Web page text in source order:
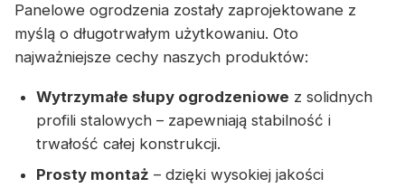
Panelowe ogrodzenia zostały zaprojektowane z
myślą o długotrwałym użytkowaniu. Oto
najważniejsze cechy naszych produktów:
Wytrzymałe słupy ogrodzeniowe z solidnych
profili stalowych – zapewniają stabilność i
trwałość całej konstrukcji.
Prosty montaż – dzięki wysokiej jakości